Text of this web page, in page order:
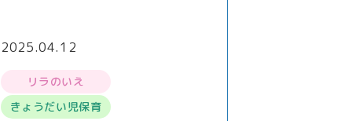
2025.04.12
リラのいえ
きょうだい児保育